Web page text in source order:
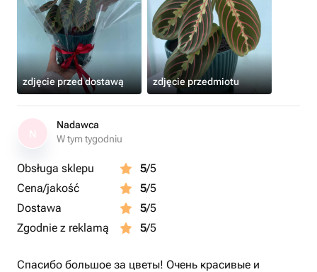
zdjęcie przed dostawą zdjęcie przedmiotu
Nadawca
W tym tygodniu
Obsługa sklepu 5/5
Cena/jakość
5/5
Dostawa
5/5
Zgodnie z reklamą
5/5
Спасибо большое за цветы! Очень красивые и